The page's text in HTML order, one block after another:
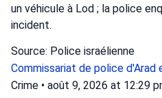
un véhicule à Lod ; la police
incident.
Source: Police israélienne
Commissariat de police d'Arad
Crime • août 9, 2026 at 12:29